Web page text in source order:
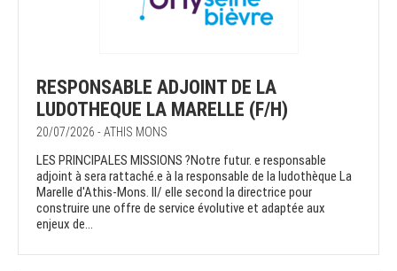
RESPONSABLE ADJOINT DE LA
LUDOTHEQUE LA MARELLE (F/H)
20/07/2026 - ATHIS MONS
LES PRINCIPALES MISSIONS ?Notre futur. e responsable
adjoint à sera rattaché.e à la responsable de la ludothèque La
Marelle d'Athis-Mons. Il/ elle second la directrice pour
construire une offre de service évolutive et adaptée aux
enjeux de...